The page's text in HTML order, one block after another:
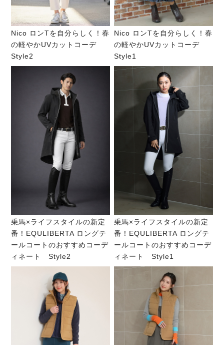
Nico ロンTを自分らしく！春
の軽やかUVカットコーデ
Style2
Nico ロンTを自分らしく！春
の軽やかUVカットコーデ
Style1
乗馬×ライフスタイルの新定
番！EQULIBERTA ロングテ
ールコートのおすすめコーデ
ィネート Style2
乗馬×ライフスタイルの新定
番！EQULIBERTA ロングテ
ールコートのおすすめコーデ
ィネート Style1